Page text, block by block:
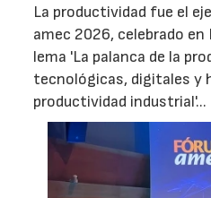
La productividad fue el
amec 2026, celebrado en
lema 'La palanca de la
tecnológicas, digitales y
productividad industrial'...